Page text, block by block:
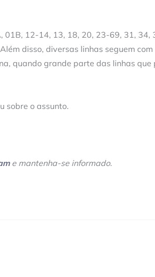
01B, 12-14, 13, 18, 20, 23-69, 31, 34,
disso, diversas linhas seguem com
quando grande parte das linhas que
sobre o assunto.
e mantenha-se informado.